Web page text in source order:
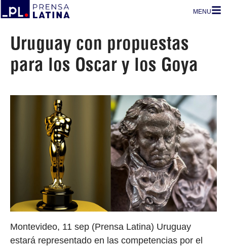
MENU
Uruguay con propuestas
para los Oscar y los Goya
Montevideo, 11 sep (Prensa Latina) Uruguay
estará representado en las competencias por el